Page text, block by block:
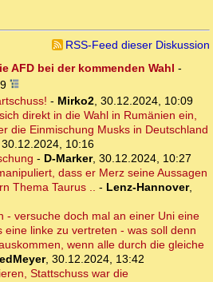
RSS-Feed dieser Diskussion
AFD bei der kommenden Wahl -
- Mirko2, 30.12.2024, 10:09
direkt in die Wahl in Rumänien ein,
die Einmischung Musks in Deutschland
30.12.2024, 10:16
- D-Marker, 30.12.2024, 10:27
dass er Merz seine Aussagen
Thema Taurus .. - Lenz-Hannover,
- versuche doch mal an einer Uni eine
eine linke zu vertreten - was soll denn
wenn alle durch die gleiche
, 30.12.2024, 13:42
Stattschuss war die